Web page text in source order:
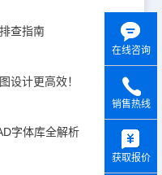
查指南
设计更高效！
字体库全解析
在线咨询
销售热线
获取报价